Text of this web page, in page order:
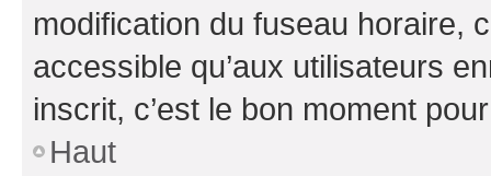
modification du fuseau horaire,
accessible qu’aux utilisateurs
inscrit, c’est le bon moment
Haut